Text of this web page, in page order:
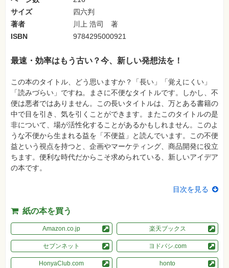
ラ・
写
真
資
試
験
プ
ロ
グ
ラ
ミ
ン
グ
ネ
ッ
ト
ワ
ー
ジ
趣
味・
素
材
サイズ
四六判
著者
川上 浩司 著
ISBN
9784295000921
最速・効率はもう古い？今、新しい発想法を！
この本のタイトル、どう思いますか？「長い」「覚えにくい」
「読みづらい」ですね。まさに不便なタイトルです。しかし、不
便は悪者ではありません。この長いタイトルは、万とある書籍の
中で目を引き、気を引くことができます。またこのタイトルの是
非について、場が活性化することがあるかもしれません。このよ
うな不便から生まれる益を「不便益」と読んでいます。この不便
益という視点を持つと、企画やマーケティング、商品開発に役立
ちます。便利な時代だからこそ求められている、新しいアイデア
の本です。
目次を見る
紙の本を買う
Amazon.co.jp 楽天ブックス
セブンネット ヨドバシ.com
HonyaClub.com honto